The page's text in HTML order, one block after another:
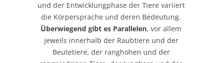
und der Entwicklungphase der Tiere variiert
die Körpersprache und deren Bedeutung.
Überwiegend gibt es Parallelen, vor allem
jeweils innerhalb der Raubtiere und der
Beutetiere, der ranghohen und der